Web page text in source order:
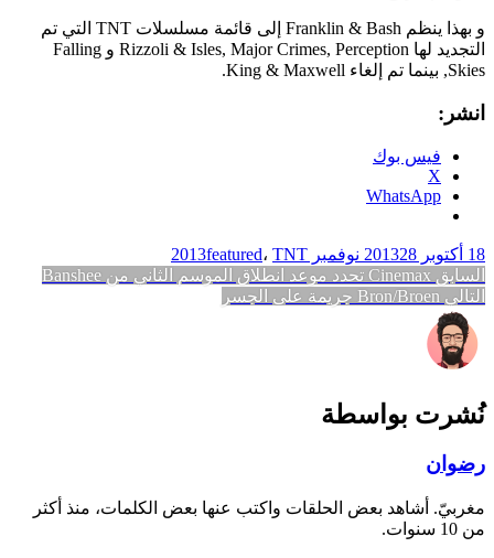
و بهذا ينظم Franklin & Bash إلى قائمة مسلسلات TNT التي تم
التجديد لها Rizzoli & Isles, Major Crimes, Perception و Falling
Skies, بينما تم إلغاء King & Maxwell.
انشر:
فيس بوك
X
WhatsApp
18 أكتوبر 2013 28 نوفمبر 2013 featured، TNT
تصفّح
المقالات
السابق المقالة
السابقة:
Cinemax تحدد موعد انطلاق الموسم الثاني من Banshee
التالي المقالة
التالية:
Bron/Broen جريمة على الجسر
نُشرت بواسطة
رضوان
مغربيّ. أشاهد بعض الحلقات واكتب عنها بعض الكلمات، منذ أكثر
من 10 سنوات.